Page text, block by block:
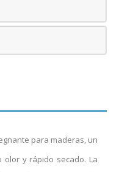
para maderas, un
olor y rápido secado. La